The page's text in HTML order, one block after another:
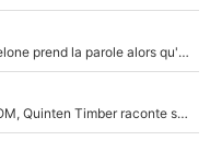
Ferran Torres a dit oui au PSG : Le FC Barcelone prend la parole alors qu'un transfert de l'attaquant espagnol prend forme
En plein cauchemar après son transfert à l'OM, Quinten Timber raconte ses doutes après sa signature à Marseille